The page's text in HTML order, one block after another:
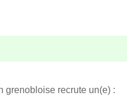
grenobloise recrute un(e) :